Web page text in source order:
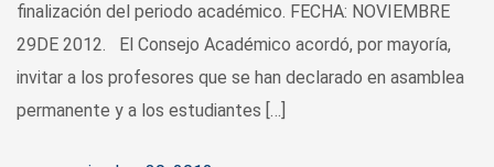
finalización del periodo académico. FECHA: NOVIEMBRE
29DE 2012. El Consejo Académico acordó, por mayoría,
invitar a los profesores que se han declarado en asamblea
permanente y a los estudiantes […]